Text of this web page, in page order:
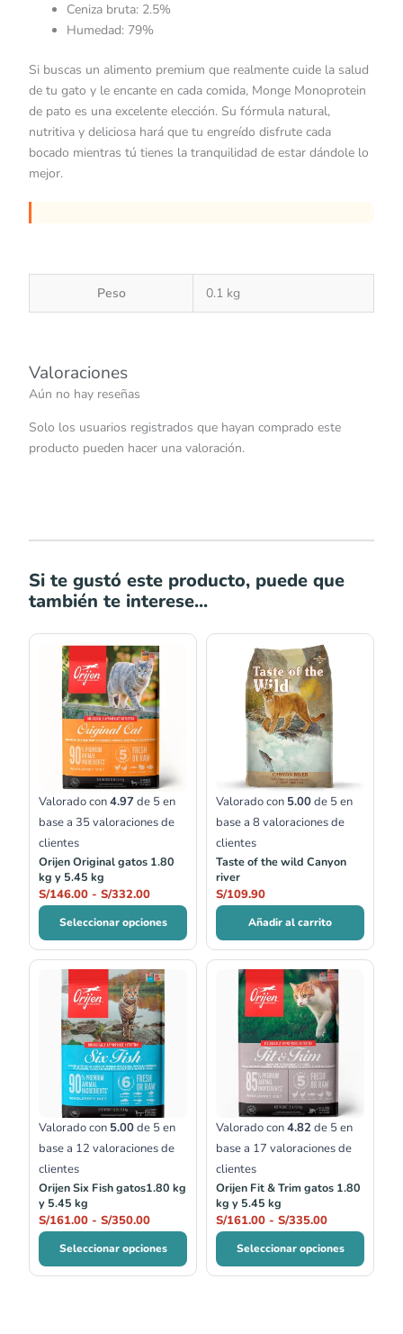
Ceniza bruta: 2.5%
Humedad: 79%
Si buscas un alimento premium que realmente cuide la salud
de tu gato y le encante en cada comida, Monge Monoprotein
de pato es una excelente elección. Su fórmula natural,
nutritiva y deliciosa hará que tu engreído disfrute cada
bocado mientras tú tienes la tranquilidad de estar dándole lo
mejor.
Peso 0.1 kg
Valoraciones
Aún no hay reseñas
Solo los usuarios registrados que hayan comprado este
producto pueden hacer una valoración.
Si te gustó este producto, puede que
también te interese...
Valorado con4.97 de 5 en
base a 35valoraciones de
clientes
Orijen Original gatos 1.80
kg y 5.45 kg
S/146.00 - S/332.00
Rango
de
precios:
desde
hasta
S/332.00
Seleccionar opciones
Valorado con 5.00de 5 en
base a 8valoraciones de
clientes
Taste of the wild Canyon
river
S/109.90
Añadir al carrito
Valorado con 5.00de 5 en
base a 12 valoraciones de
clientes
Orijen Six Fish gatos1.80 kg
y 5.45 kg
S/161.00 - S/350.00
Rango
de
precios:
desde
hasta
S/350.00
Seleccionar opciones
Valorado con4.82de 5 en
base a 17 valoraciones de
clientes
Orijen Fit & Trim gatos 1.80
kg y 5.45 kg
S/161.00 - S/335.00
Rango
de
precios:
desde
hasta
S/335.00
Seleccionar opciones